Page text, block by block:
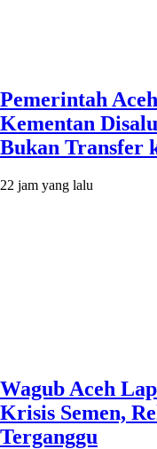
Pemerintah
Kementan
Bukan Transfer
22 jam yang lalu
Wagub Aceh
Krisis Semen,
Terganggu